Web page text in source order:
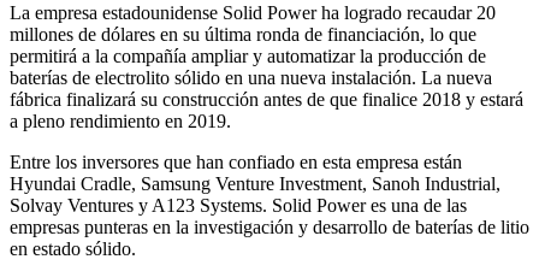
La empresa estadounidense Solid Power ha logrado recaudar 20
millones de dólares en su última ronda de financiación, lo que
permitirá a la compañía ampliar y automatizar la producción de
baterías de electrolito sólido en una nueva instalación. La nueva
fábrica finalizará su construcción antes de que finalice 2018 y estará
a pleno rendimiento en 2019.
Entre los inversores que han confiado en esta empresa están
Hyundai Cradle, Samsung Venture Investment, Sanoh Industrial,
Solvay Ventures y A123 Systems. Solid Power es una de las
empresas punteras en la investigación y desarrollo de baterías de litio
en estado sólido.